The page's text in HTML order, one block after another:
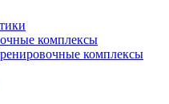
комплексы
комплексы